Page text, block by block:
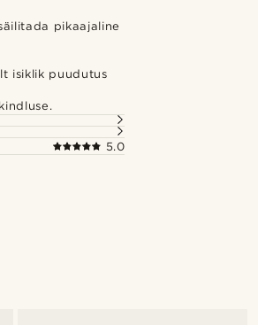
pikaajaline
isiklik puudutus
5.0